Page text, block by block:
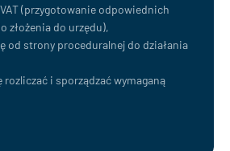
(przygotowanie odpowiednich
złożenia do urzędu),
od strony proceduralnej do działania
rozliczać i sporządzać wymaganą